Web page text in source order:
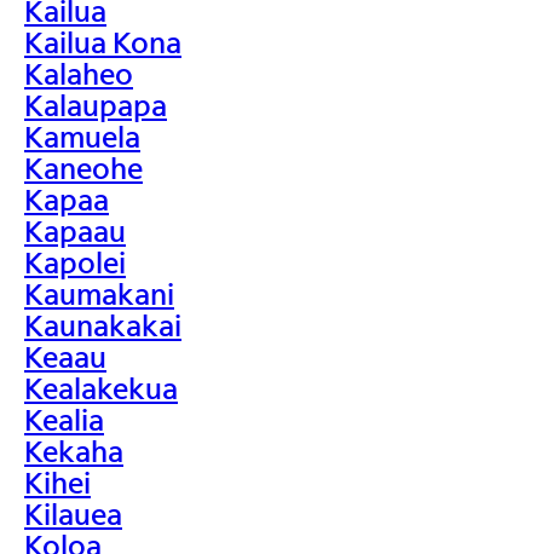
Kailua
Kailua Kona
Kalaheo
Kalaupapa
Kamuela
Kaneohe
Kapaa
Kapaau
Kapolei
Kaumakani
Kaunakakai
Keaau
Kealakekua
Kealia
Kekaha
Kihei
Kilauea
Koloa